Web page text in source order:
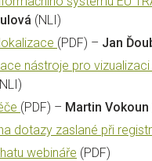
(NLI)
(PDF) – Jan
nástroje pro vizualizaci
(PDF) – Martin Vokoun
dotazy zaslané při
webináře (PDF)